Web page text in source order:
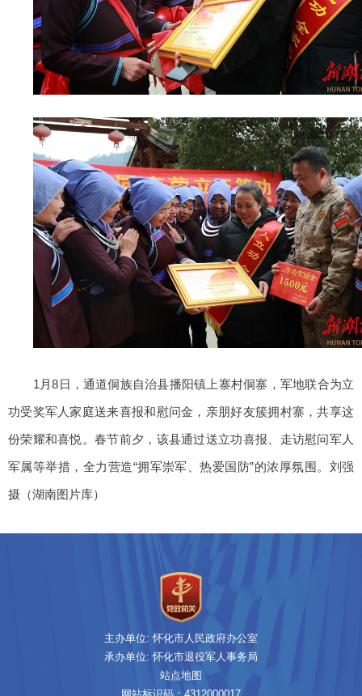
1月8日，通道侗族自治县播阳镇上寨村侗寨，军地联合为立
功受奖军人家庭送来喜报和慰问金，亲朋好友簇拥村寨，共享这
份荣耀和喜悦。春节前夕，该县通过送立功喜报、走访慰问军人
军属等举措，全力营造“拥军崇军、热爱国防”的浓厚氛围。刘强
摄（湖南图片库）
主办单位: 怀化市人民政府办公室
承办单位: 怀化市退役军人事务局
站点地图